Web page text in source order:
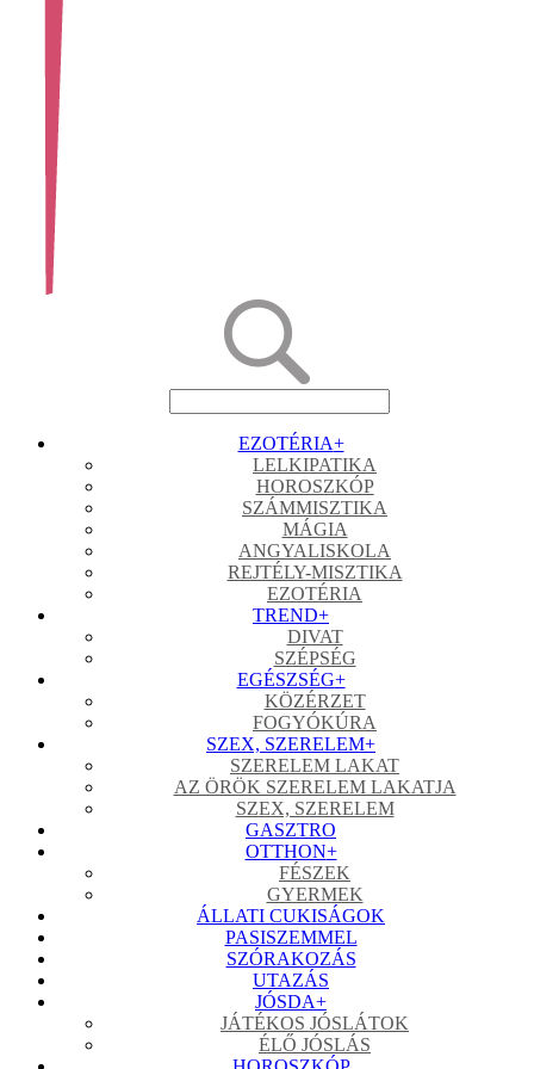
EZOTÉRIA+
LELKIPATIKA
HOROSZKÓP
SZÁMMISZTIKA
MÁGIA
ANGYALISKOLA
REJTÉLY-MISZTIKA
EZOTÉRIA
TREND+
DIVAT
SZÉPSÉG
EGÉSZSÉG+
KÖZÉRZET
FOGYÓKÚRA
SZEX, SZERELEM+
SZERELEM LAKAT
AZ ÖRÖK SZERELEM LAKATJA
SZEX, SZERELEM
GASZTRO
OTTHON+
FÉSZEK
GYERMEK
ÁLLATI CUKISÁGOK
PASISZEMMEL
SZÓRAKOZÁS
UTAZÁS
JÓSDA+
JÁTÉKOS JÓSLÁTOK
ÉLŐ JÓSLÁS